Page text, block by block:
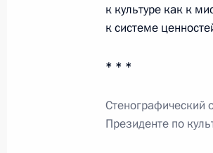
Встреча с
к культуре как к
к системе
* * *
Стенографический
Президенте по